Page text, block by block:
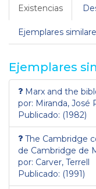
Existencias
Ejemplares
Ejemplares
Marx and the
por: Miranda, José
Publicado: (1982)
The Cambridge
de Cambridge de
por: Carver, Terrell
Publicado: (1991)